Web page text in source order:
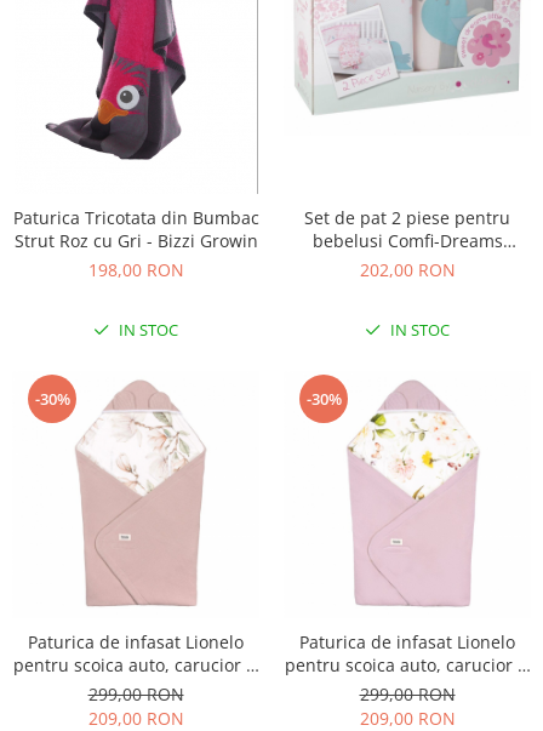
Paturica Tricotata din Bumbac
Strut Roz cu Gri - Bizzi Growin
198,00 RON
IN STOC
Set de pat 2 piese pentru
bebelusi Comfi-Dreams
Lovebirds 843022
202,00 RON
IN STOC
-30%
Paturica de infasat Lionelo
pentru scoica auto, carucior si
landou Bej
299,00 RON
209,00 RON
-30%
Paturica de infasat Lionelo
pentru scoica auto, carucior si
landou Roz
299,00 RON
209,00 RON